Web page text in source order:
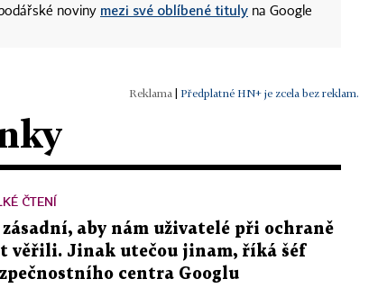
noviny mezi své oblíbené tituly na Google
| Předplatné HN+ je zcela bez reklam.
ČTENÍ
zásadní, aby nám uživatelé při ochraně
věřili. Jinak utečou jinam, říká šéf
centra Googlu